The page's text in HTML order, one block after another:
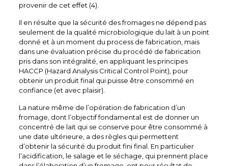
provenir de cet effet (4).
Il en résulte que la sécurité des fromages ne dépend pas
seulement de la qualité microbiologique du lait à un point
donné et à un moment du process de fabrication, mais
dans une évaluation précise du procédé de fabrication
pris dans son intégralité, en appliquant les principes
HACCP (Hazard Analysis Critical Control Point), pour
obtenir un produit final qui puisse être consommé en
confiance (et avec plaisir).
La nature même de l’opération de fabrication d’un
fromage, dont l’objectif fondamental est de donner un
concentré de lait qui se conserve pour être consommé à
une date ultérieure, a des règles qui permettent
d’obtenir la sécurité du produit fini final. En particulier
l’acidification, le salage et le séchage, qui prennent place